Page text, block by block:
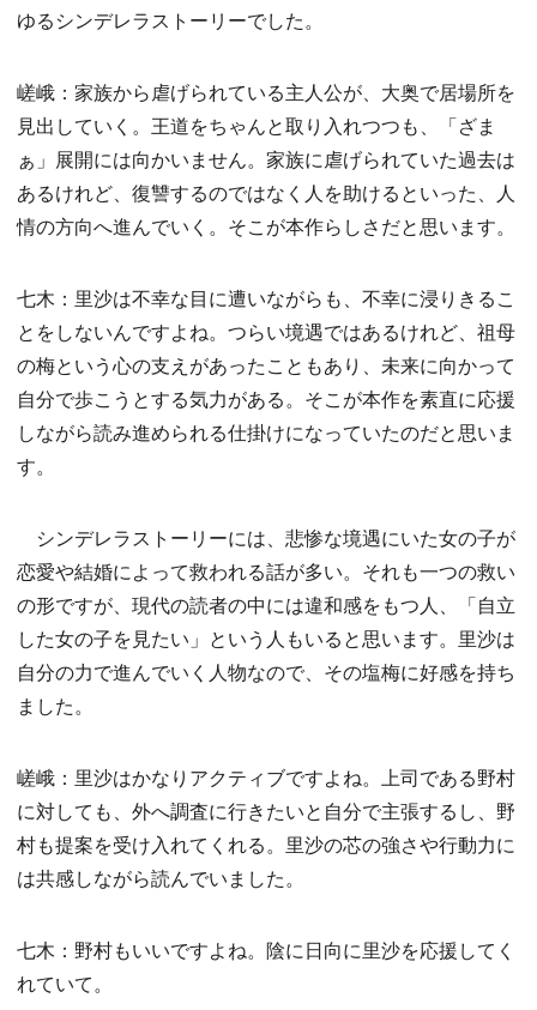
ゆるシンデレラストーリーでした。
嵯峨：家族から虐げられている主人公が、大奥で居場所を
見出していく。王道をちゃんと取り入れつつも、「ざま
ぁ」展開には向かいません。家族に虐げられていた過去は
あるけれど、復讐するのではなく人を助けるといった、人
情の方向へ進んでいく。そこが本作らしさだと思います。
七木：里沙は不幸な目に遭いながらも、不幸に浸りきるこ
とをしないんですよね。つらい境遇ではあるけれど、祖母
の梅という心の支えがあったこともあり、未来に向かって
自分で歩こうとする気力がある。そこが本作を素直に応援
しながら読み進められる仕掛けになっていたのだと思いま
す。
シンデレラストーリーには、悲惨な境遇にいた女の子が
恋愛や結婚によって救われる話が多い。それも一つの救い
の形ですが、現代の読者の中には違和感をもつ人、「自立
した女の子を見たい」という人もいると思います。里沙は
自分の力で進んでいく人物なので、その塩梅に好感を持ち
ました。
嵯峨：里沙はかなりアクティブですよね。上司である野村
に対しても、外へ調査に行きたいと自分で主張するし、野
村も提案を受け入れてくれる。里沙の芯の強さや行動力に
は共感しながら読んでいました。
七木：野村もいいですよね。陰に日向に里沙を応援してく
れていて。